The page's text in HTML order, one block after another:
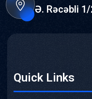
Ə. Rəcəbli 1/
Quick Links